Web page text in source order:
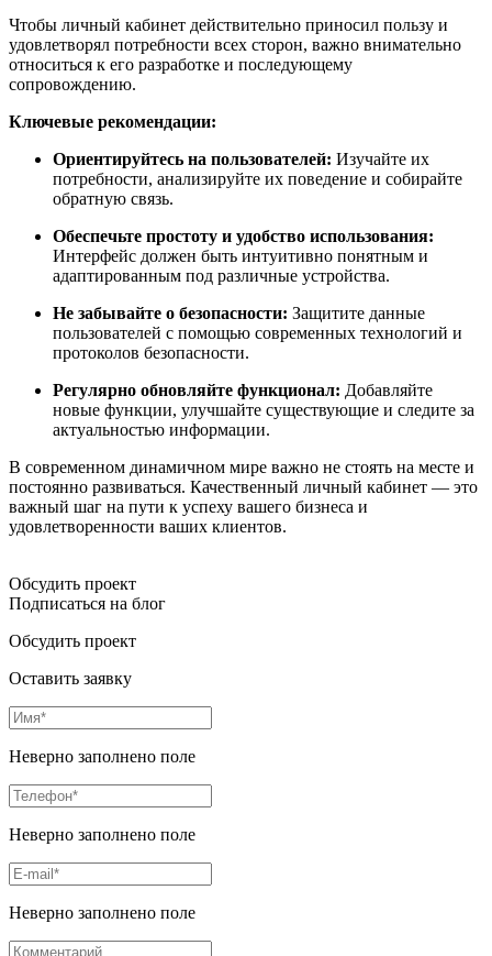
Чтобы личный кабинет действительно приносил пользу и
удовлетворял потребности всех сторон, важно внимательно
относиться к его разработке и последующему
сопровождению.
Ключевые рекомендации:
Ориентируйтесь на пользователей: Изучайте их
потребности, анализируйте их поведение и собирайте
обратную связь.
Обеспечьте простоту и удобство использования:
Интерфейс должен быть интуитивно понятным и
адаптированным под различные устройства.
Не забывайте о безопасности: Защитите данные
пользователей с помощью современных технологий и
протоколов безопасности.
Регулярно обновляйте функционал: Добавляйте
новые функции, улучшайте существующие и следите за
актуальностью информации.
В современном динамичном мире важно не стоять на месте и
постоянно развиваться. Качественный личный кабинет — это
важный шаг на пути к успеху вашего бизнеса и
удовлетворенности ваших клиентов.
Обсудить проект
Подписаться на блог
Обсудить проект
Оставить заявку
Неверно заполнено поле
Неверно заполнено поле
Неверно заполнено поле